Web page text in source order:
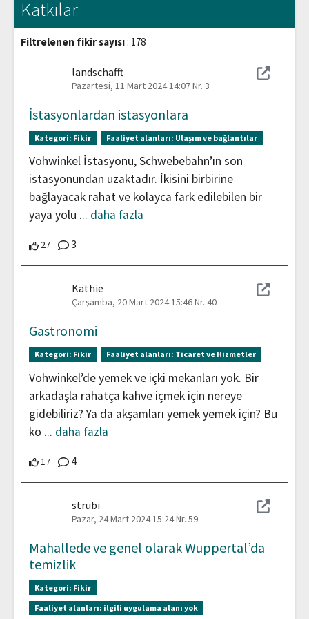
Katkılar
Filtrelenen fikir sayısı: 178
landschafft
Pazartesi, 11 Mart 2024 14:07Nr. 3
İstasyonlardan istasyonlara
Kategori: Fikir Faaliyet alanları: Ulaşım ve bağlantılar
Vohwinkel İstasyonu, Schwebebahn’ın son
istasyonundan uzaktadır. İkisini birbirine
bağlayacak rahat ve kolayca fark edilebilen bir
yaya yolu ... daha fazla
2727 Katılımcılar bu katkıyı destekliyor
3
Kathie
Çarşamba, 20 Mart 2024 15:46Nr. 40
Gastronomi
Kategori: Fikir Faaliyet alanları: Ticaret ve Hizmetler
Vohwinkel’de yemek ve içki mekanları yok. Bir
arkadaşla rahatça kahve içmek için nereye
gidebiliriz? Ya da akşamları yemek yemek için? Bu
ko ... daha fazla
1717 Katılımcılar bu katkıyı destekliyor
4Yorumlar
strubi
Pazar, 24 Mart 2024 15:24Nr. 59
Mahallede ve genel olarak Wuppertal’da
temizlik
Kategori: Fikir
Faaliyet alanları: ilgili uygulama alanı yok